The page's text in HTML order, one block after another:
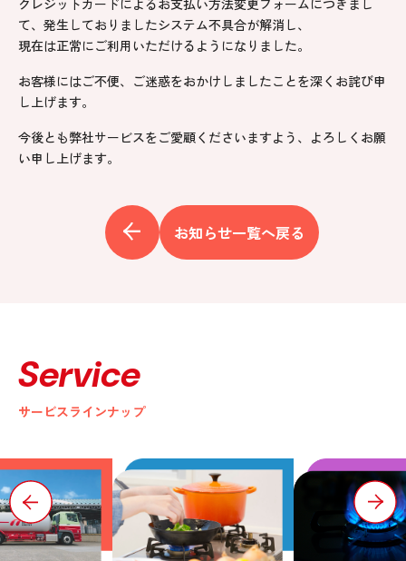
クレジットカードによるお支払い方法変更フォームにつきまし
て、発生しておりましたシステム不具合が解消し、
現在は正常にご利用いただけるようになりました。
お客様にはご不便、ご迷惑をおかけしましたことを深くお詫び申
し上げます。
今後とも弊社サービスをご愛顧くださいますよう、よろしくお願
い申し上げます。
お知らせ一覧へ戻る
Service
サービスラインナップ